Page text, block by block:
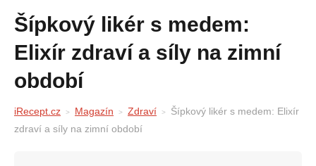
Šípkový likér s medem:
Elixír zdraví a síly na zimní
období
iRecept.cz Magazín Zdraví
Šípkový likér s medem: Elixír
zdraví a síly na zimní období